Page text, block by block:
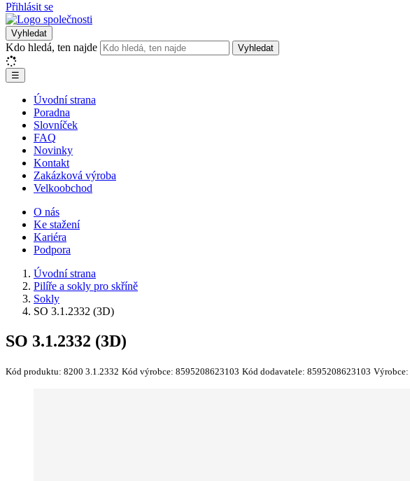
Přihlásit se
Vyhledat
Kdo hledá, ten najde Vyhledat
☰
Úvodní strana
Poradna
Slovníček
FAQ
Novinky
Kontakt
Zakázková výroba
Velkoobchod
O nás
Ke stažení
Kariéra
Podpora
Úvodní strana
Pilíře a sokly pro skříně
Sokly
SO 3.1.2332 (3D)
SO 3.1.2332 (3D)
Kód produktu: 8200 3.1.2332 Kód výrobce: 8595208623103 Kód dodavatele: 8595208623103 Výrobce: